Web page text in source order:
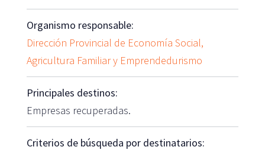
Organismo responsable:
Dirección Provincial de Economía Social,
Agricultura Familiar y Emprendedurismo
Principales destinos:
Empresas recuperadas.
Criterios de búsqueda por destinatarios: